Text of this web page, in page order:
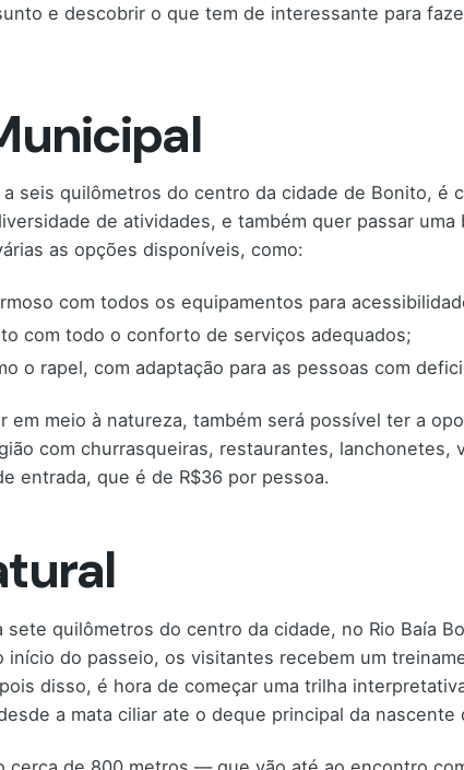
e descobrir o que tem de interessante para
seis quilômetros do centro da cidade de Bonito, é
de atividades, e também quer passar
as opções disponíveis, como:
com todos os equipamentos para
com todo o conforto de serviços adequados;
o rapel, com adaptação para as pessoas com
em meio à natureza, também será possível ter a
com churrasqueiras, restaurantes, lanchonetes,
entrada, que é de R$36 por pessoa.
sete quilômetros do centro da cidade, no Rio Baía
início do passeio, os visitantes recebem um
disso, é hora de começar uma trilha
a mata ciliar ate o deque principal da nascente